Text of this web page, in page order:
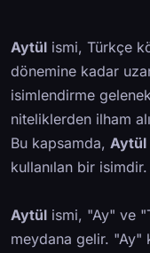
Aytül ismi, Türkçe
dönemine kadar
isimlendirme
niteliklerden ilham
Bu kapsamda, Aytül
kullanılan bir isimdir.
Aytül ismi, "Ay" ve
meydana gelir. "Ay"